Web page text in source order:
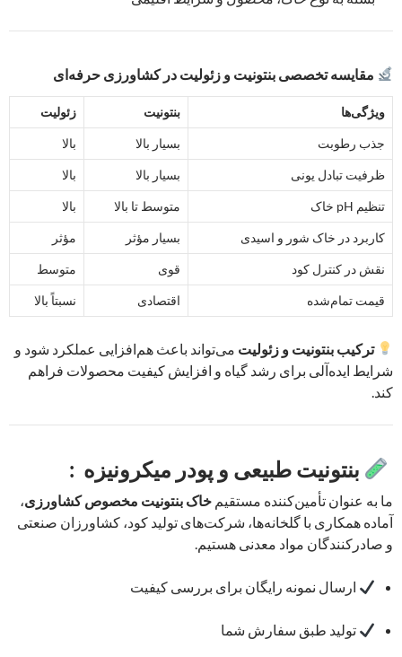
مقایسه تخصصی بنتونیت و زئولیت در کشاورزی حرفه‌ای
ویژگی‌ها بنتونیت زئولیت
جذب رطوبت بسیار بالا بالا
ظرفیت تبادل یونی بسیار بالا بالا
تنظیم pH خاک متوسط تا بالا بالا
کاربرد در خاک شور و اسیدی بسیار مؤثر مؤثر
نقش در کنترل کود قوی متوسط
قیمت تمام‌شده اقتصادی نسبتاً بالا
ترکیب بنتونیت و زئولیت می‌تواند باعث هم‌افزایی عملکرد شود و
شرایط ایده‌آلی برای رشد گیاه و افزایش کیفیت محصولات فراهم
کند.
بنتونیت طبیعی و پودر میکرونیزه :
ما به عنوان تأمین‌کننده مستقیم خاک بنتونیت مخصوص کشاورزی،
آماده همکاری با گلخانه‌ها، شرکت‌های تولید کود، کشاورزان صنعتی
و صادرکنندگان مواد معدنی هستیم.
ارسال نمونه رایگان برای بررسی کیفیت
تولید طبق سفارش شما